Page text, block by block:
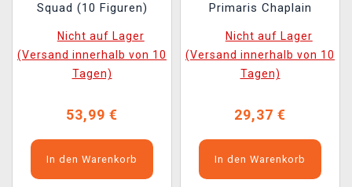
Squad (10 Figuren)
Nicht auf Lager
(Versand innerhalb von 10
Tagen)
53,99 €
In den Warenkorb
Primaris Chaplain
Nicht auf Lager
(Versand innerhalb von 10
Tagen)
29,37 €
In den Warenkorb